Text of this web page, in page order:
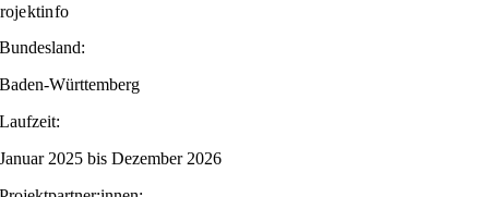
Bundesland:
Baden-Württemberg
Laufzeit:
Januar 2025 bis Dezember 2026